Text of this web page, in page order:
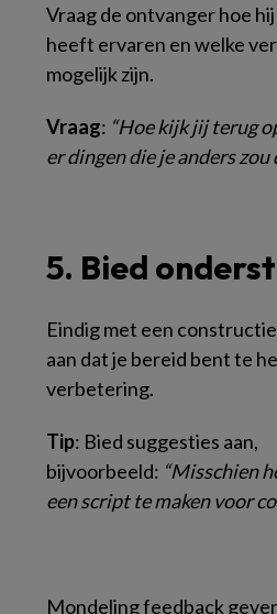
Vraag de ontvanger hoe
heeft ervaren en welke
mogelijk zijn.
Vraag: “Hoe kijk jij terug
er dingen die je anders zou
5. Bied
Eindig met een
aan dat je bereid bent te
verbetering.
Tip: Bied suggesties aan,
bijvoorbeeld: “Misschien
een script te maken voor
Mondeling feedback